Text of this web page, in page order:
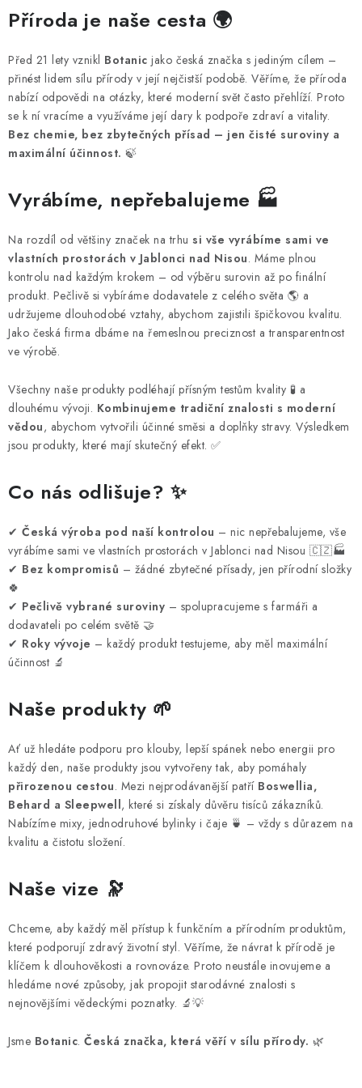
DOVOLENÁ
Doprava a platba Recenze
Věrnostní program
Proč Botanic?
Kontakty
Příroda je naše cesta 🌍
Před 21 lety vznikl Botanic jako česká značka s jediným cílem –
přinést lidem sílu přírody v její nejčistší podobě. Věříme, že příroda
nabízí odpovědi na otázky, které moderní svět často přehlíží. Proto
se k ní vracíme a využíváme její dary k podpoře zdraví a vitality.
Bez chemie, bez zbytečných přísad – jen čisté suroviny a
maximální účinnost. 🍃
Vyrábíme, nepřebalujeme 🏭
Na rozdíl od většiny značek na trhu si vše vyrábíme sami ve
vlastních prostorách v Jablonci nad Nisou. Máme plnou
kontrolu nad každým krokem – od výběru surovin až po finální
produkt. Pečlivě si vybíráme dodavatele z celého světa 🌎 a
udržujeme dlouhodobé vztahy, abychom zajistili špičkovou kvalitu.
Jako česká firma dbáme na řemeslnou preciznost a transparentnost
ve výrobě.
Všechny naše produkty podléhají přísným testům kvality 🧪 a
dlouhému vývoji. Kombinujeme tradiční znalosti s moderní
vědou, abychom vytvořili účinné směsi a doplňky stravy. Výsledkem
jsou produkty, které mají skutečný efekt. ✅
Co nás odlišuje? ✨
✔ Česká výroba pod naší kontrolou – nic nepřebalujeme, vše
vyrábíme sami ve vlastních prostorách v Jablonci nad Nisou 🇨🇿🏭
✔ Bez kompromisů – žádné zbytečné přísady, jen přírodní složky
🍀
✔ Pečlivě vybrané suroviny – spolupracujeme s farmáři a
dodavateli po celém světě 🤝
✔ Roky vývoje – každý produkt testujeme, aby měl maximální
účinnost 🔬
Naše produkty 🌱
Ať už hledáte podporu pro klouby, lepší spánek nebo energii pro
každý den, naše produkty jsou vytvořeny tak, aby pomáhaly
přirozenou cestou. Mezi nejprodávanější patří Boswellia,
Behard a Sleepwell, které si získaly důvěru tisíců zákazníků.
Nabízíme mixy, jednodruhové bylinky i čaje 🍵 – vždy s důrazem na
kvalitu a čistotu složení.
Naše vize 🔭
Chceme, aby každý měl přístup k funkčním a přírodním produktům,
které podporují zdravý životní styl. Věříme, že návrat k přírodě je
klíčem k dlouhověkosti a rovnováze. Proto neustále inovujeme a
hledáme nové způsoby, jak propojit starodávné znalosti s
nejnovějšími vědeckými poznatky. 🔬💡
Jsme Botanic. Česká značka, která věří v sílu přírody. 🌿